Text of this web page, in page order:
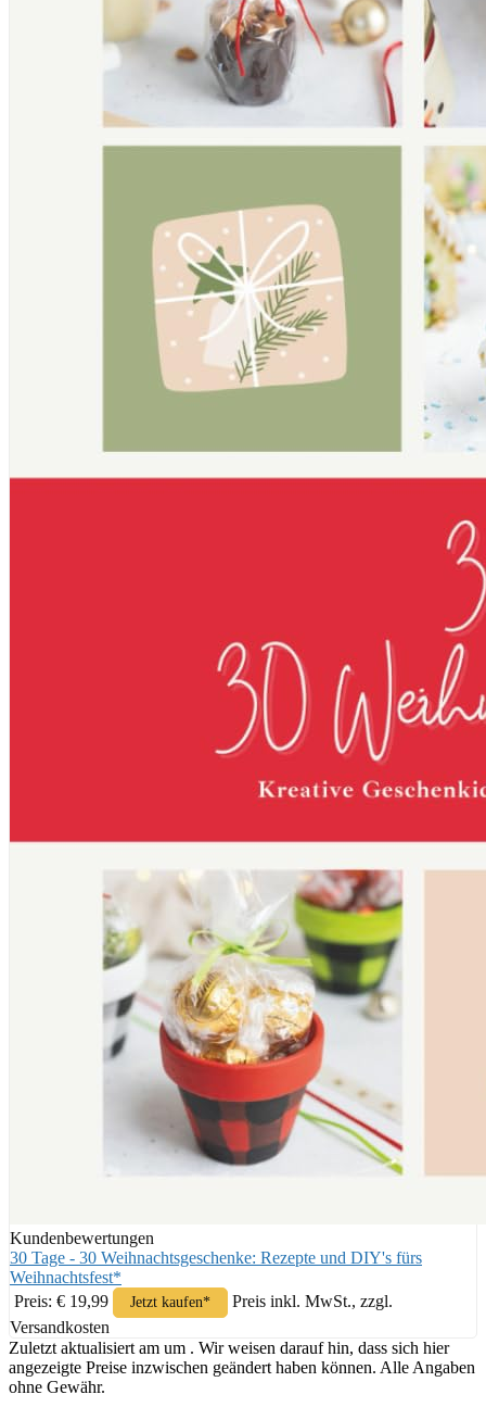
Kundenbewertungen
30 Tage - 30 Weihnachtsgeschenke: Rezepte und DIY's fürs
Weihnachtsfest*
Preis: € 19,99
Jetzt kaufen*
Preis inkl. MwSt., zzgl.
Versandkosten
Zuletzt aktualisiert am um . Wir weisen darauf hin, dass sich hier
angezeigte Preise inzwischen geändert haben können. Alle Angaben
ohne Gewähr.